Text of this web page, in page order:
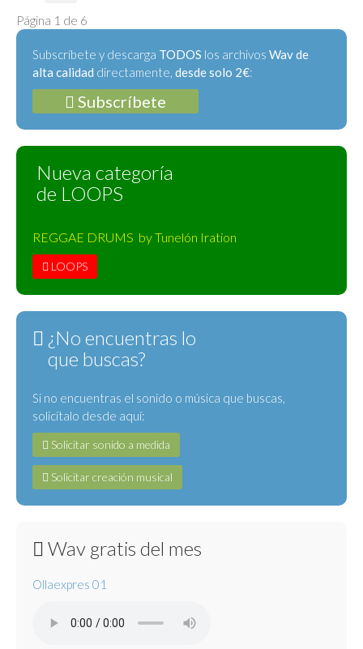
Página 1 de 6
Subscríbete y descarga TODOS los archivos Wav de
alta calidad directamente, desde solo 2€:
Subscríbete
Nueva categoría
de LOOPS
REGGAE DRUMS by Tunelón Iration
LOOPS
¿No encuentras lo
que buscas?
Si no encuentras el sonido o música que buscas,
solicítalo desde aquí:
Solicitar sonido a medida
Solicitar creación musical
Wav gratis del mes
Ollaexpres 01